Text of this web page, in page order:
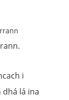
i
dhá lá ina